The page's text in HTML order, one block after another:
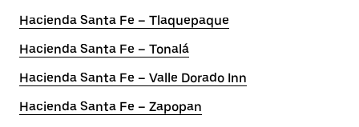
Hacienda Santa Fe – Tlaquepaque
Hacienda Santa Fe – Tonalá
Hacienda Santa Fe – Valle Dorado Inn
Hacienda Santa Fe – Zapopan